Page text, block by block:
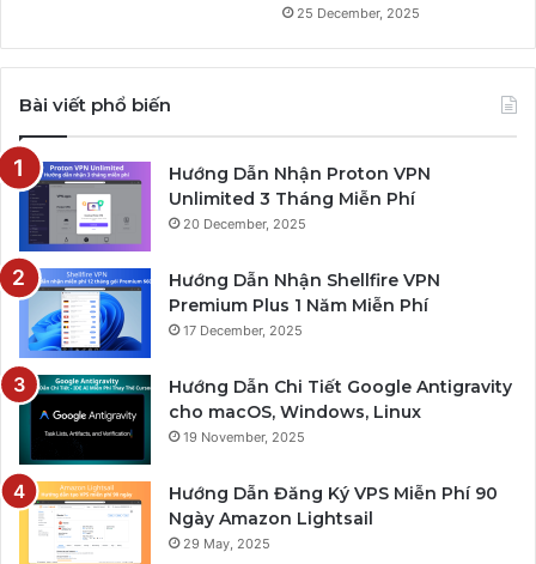
25 December, 2025
Bài viết phổ biến
Hướng Dẫn Nhận Proton VPN
Unlimited 3 Tháng Miễn Phí
20 December, 2025
Hướng Dẫn Nhận Shellfire VPN
Premium Plus 1 Năm Miễn Phí
17 December, 2025
Hướng Dẫn Chi Tiết Google Antigravity
cho macOS, Windows, Linux
19 November, 2025
Hướng Dẫn Đăng Ký VPS Miễn Phí 90
Ngày Amazon Lightsail
29 May, 2025